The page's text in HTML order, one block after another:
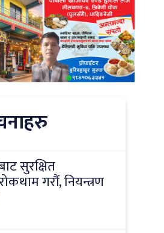
सुरक्षित
गरौं, नियन्त्रण